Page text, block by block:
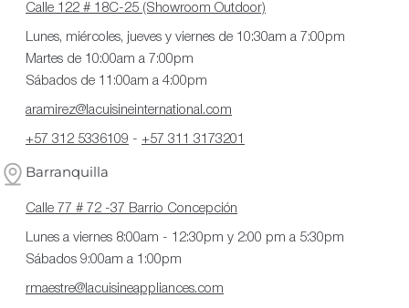
Calle 122 # 18C-25 (Showroom Outdoor)
Lunes, miércoles, jueves y viernes de 10:30am a 7:00pm
Martes de 10:00am a 7:00pm
Sábados de 11:00am a 4:00pm
aramirez@lacuisineinternational.com
+57 312 5336109 - +57 311 3173201
Barranquilla
Calle 77 # 72 -37 Barrio Concepción
Lunes a viernes 8:00am - 12:30pm y 2:00 pm a 5:30pm
Sábados 9:00am a 1:00pm
rmaestre@lacuisineappliances.com